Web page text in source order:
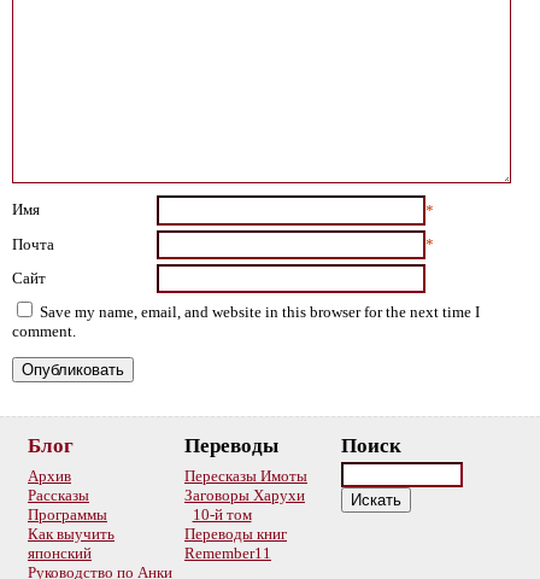
Имя
*
Почта
*
Сайт
Save my name, email, and website in this browser for the next time I
comment.
Блог
Архив
Рассказы
Программы
Как выучить
японский
Руководство по Анки
Переводы
Пересказы Имоты
Заговоры Харухи
10-й том
Переводы книг
Remember11
Поиск